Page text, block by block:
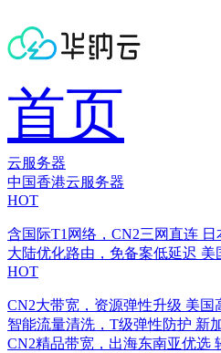
首页
云服务器
中国香港云服务器
HOT
含国际T1网络，CN2三网直连
大陆优化路由，免备案低延迟 美
HOT
CN2大带宽，资源弹性升级 美国
智能流量清洗，T级弹性防护 新
CN2精品带宽，出海东南亚优选